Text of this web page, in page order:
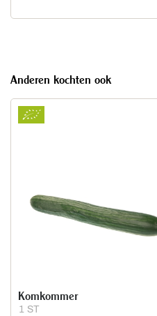
Anderen kochten ook
1 ST
Komkommer